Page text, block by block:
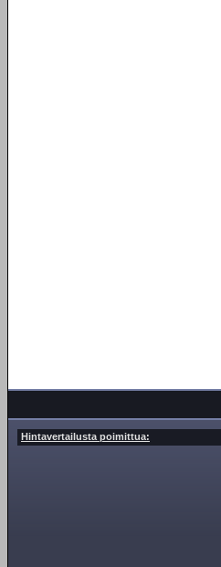
Hintavertailusta poimittua: